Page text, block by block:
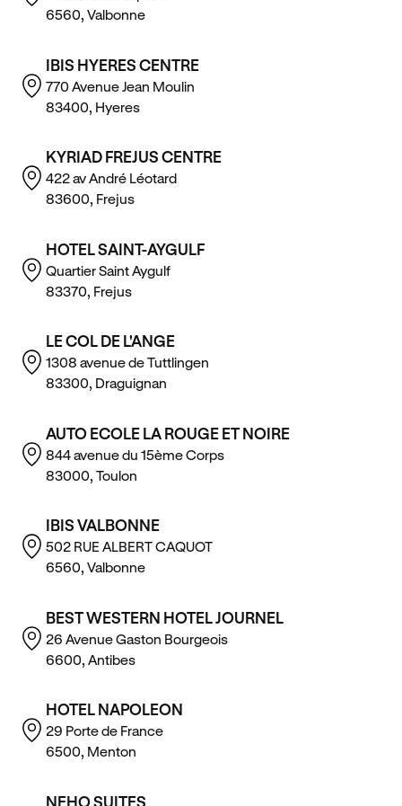
6560, Valbonne
IBIS HYERES CENTRE
770 Avenue Jean Moulin
83400, Hyeres
KYRIAD FREJUS CENTRE
422 av André Léotard
83600, Frejus
HOTEL SAINT-AYGULF
Quartier Saint Aygulf
83370, Frejus
LE COL DE L'ANGE
1308 avenue de Tuttlingen
83300, Draguignan
AUTO ECOLE LA ROUGE ET NOIRE
844 avenue du 15ème Corps
83000, Toulon
IBIS VALBONNE
502 RUE ALBERT CAQUOT
6560, Valbonne
BEST WESTERN HOTEL JOURNEL
26 Avenue Gaston Bourgeois
6600, Antibes
HOTEL NAPOLEON
29 Porte de France
6500, Menton
NEHO SUITES